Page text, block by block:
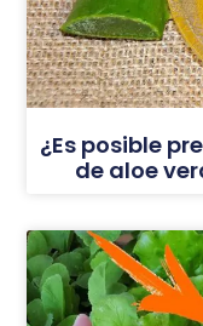
¿Es posible
de aloe